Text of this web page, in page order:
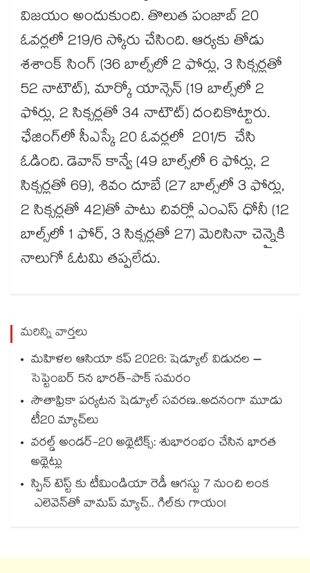
విజయం అందుకుంది. తొలుత పంజాబ్ 20
ఓవర్లలో 219/6 స్కోరు చేసింది. ఆర్యకు తోడు
శశాంక్‌‌‌‌‌‌‌‌ సింగ్‌‌‌‌‌‌‌‌ (36 బాల్స్‌‌‌‌‌‌‌‌లో 2 ఫోర్లు, 3 సిక్సర్లతో
52 నాటౌట్‌‌‌‌‌‌‌‌), మార్కో యాన్సెన్ (19 బాల్స్‌‌‌‌‌‌‌‌లో 2
ఫోర్లు, 2 సిక్సర్లతో 34 నాటౌట్‌‌‌‌‌‌‌‌) దంచికొట్టారు.
ఛేజింగ్‌‌‌‌‌‌‌‌లో సీఎస్కే 20 ఓవర్లలో 201/5 చేసి
ఓడింది. డెవాన్ కాన్వే (49 బాల్స్‌‌‌‌‌‌‌‌లో 6 ఫోర్లు, 2
సిక్సర్లతో 69), శివం దూబే (27 బాల్స్‌‌‌‌‌‌‌‌లో 3 ఫోర్లు,
2 సిక్సర్లతో 42)తో పాటు చివర్లో ఎంఎస్ ధోనీ (12
బాల్స్‌‌‌‌‌‌‌‌లో 1 ఫోర్‌‌‌‌‌‌‌‌‌‌‌‌‌‌‌‌, 3 సిక్సర్లతో 27) మెరిసినా చెన్నైకి
నాలుగో ఓటమి తప్పలేదు.
మరిన్ని వార్తలు
మహిళల ఆసియా కప్ 2026: షెడ్యూల్ విడుదల –
సెప్టెంబర్ 5న భారత్-పాక్ సమరం
సౌతాఫ్రికా పర్యటన షెడ్యూల్ సవరణ..అదనంగా మూడు
టీ20 మ్యాచ్‌లు
వరల్డ్‌ అండర్‌-20 అథ్లెటిక్స్: శుభారంభం చేసిన భారత
అథ్లెట్లు
స్పిన్‌‌‌‌ టెస్ట్‌‌ కు టీమిండియా రెడీ ఆగస్టు 7 నుంచి లంక
ఎలెవెన్‌‌తో వామప్‌‌ మ్యాచ్‌‌.. గిల్‌‌కు గాయం!